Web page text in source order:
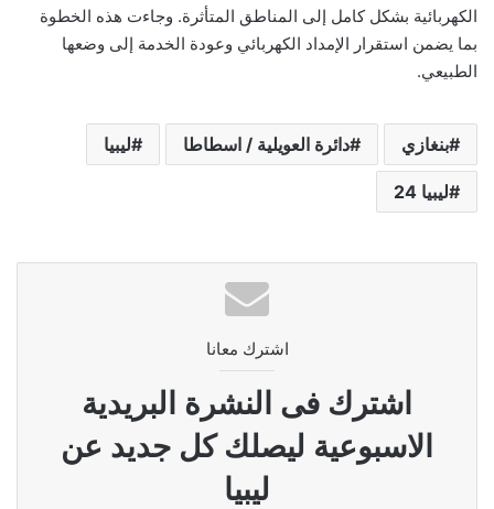
الكهربائية بشكل كامل إلى المناطق المتأثرة. وجاءت هذه الخطوة
بما يضمن استقرار الإمداد الكهربائي وعودة الخدمة إلى وضعها
الطبيعي.
بنغازي دائرة العويلية / اسطاطا ليبيا
ليبيا 24
اشترك معانا
اشترك فى النشرة البريدية
الاسبوعية ليصلك كل جديد عن
ليبيا